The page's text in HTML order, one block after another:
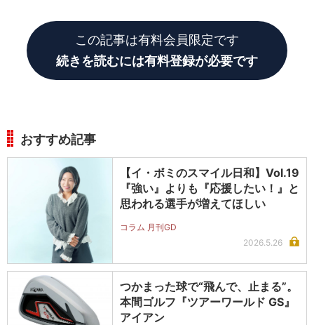
この記事は有料会員限定です
続きを読むには有料登録が必要です
おすすめ記事
【イ・ボミのスマイル日和】Vol.19
『強い』よりも『応援したい！』と
思われる選手が増えてほしい
コラム 月刊GD
2026.5.26
つかまった球で“飛んで、止まる”。
本間ゴルフ『ツアーワールド GS』
アイアン